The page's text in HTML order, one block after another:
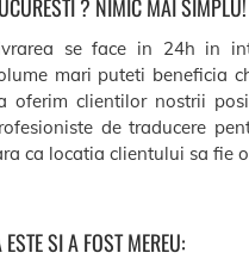
? NIMIC MAI SIMPLU!
se face in 24h in
mari puteti beneficia
oferim clientilor nostrii
de traducere
ca locatia clientului sa fie
SI A FOST MEREU: